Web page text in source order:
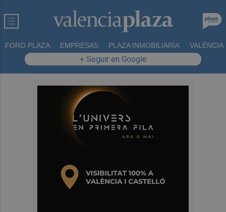
FORO PLAZA EMPRESAS PLAZA INMOBILIARIA VALÈNCIA
+ Seguir en Google